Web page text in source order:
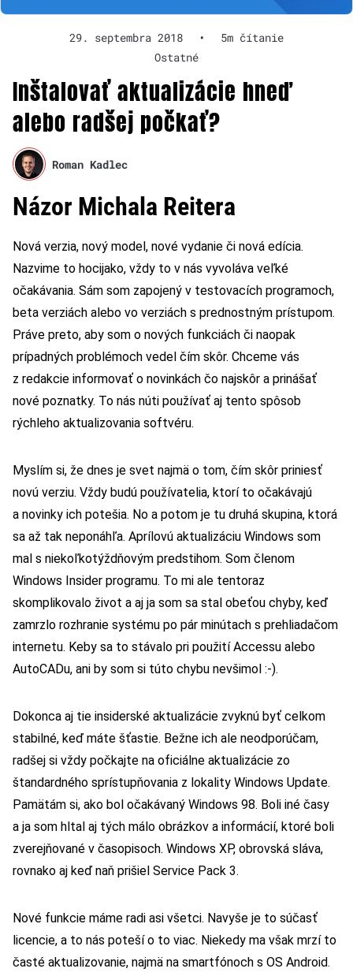
29. septembra 2018 •
5m čítanie
Ostatné
Inštalovať aktualizácie hneď
alebo radšej počkať?
Roman Kadlec
Názor Michala Reitera
Nová verzia, nový model, nové vydanie či nová edícia.
Nazvime to hocijako, vždy to v nás vyvoláva veľké
očakávania. Sám som zapojený v testovacích programoch,
beta verziách alebo vo verziách s prednostným prístupom.
Práve preto, aby som o nových funkciách či naopak
prípadných problémoch vedel čím skôr. Chceme vás
z redakcie informovať o novinkách čo najskôr a prinášať
nové poznatky. To nás núti používať aj tento spôsob
rýchleho aktualizovania softvéru.
Myslím si, že dnes je svet najmä o tom, čím skôr priniesť
novú verziu. Vždy budú používatelia, ktorí to očakávajú
a novinky ich potešia. No a potom je tu druhá skupina, ktorá
sa až tak neponáhľa. Aprílovú aktualizáciu Windows som
mal s niekoľkotýždňovým predstihom. Som členom
Windows Insider programu. To mi ale tentoraz
skomplikovalo život a aj ja som sa stal obeťou chyby, keď
zamrzlo rozhranie systému po pár minútach s prehliadačom
internetu. Keby sa to stávalo pri použití Accessu alebo
AutoCADu, ani by som si túto chybu nevšimol :-).
Dokonca aj tie insiderské aktualizácie zvyknú byť celkom
stabilné, keď máte šťastie. Bežne ich ale neodporúčam,
radšej si vždy počkajte na oficiálne aktualizácie zo
štandardného sprístupňovania z lokality Windows Update.
Pamätám si, ako bol očakávaný Windows 98. Boli iné časy
a ja som hltal aj tých málo obrázkov a informácií, ktoré boli
zverejňované v časopisoch. Windows XP, obrovská sláva,
rovnako aj keď naň prišiel Service Pack 3.
Nové funkcie máme radi asi všetci. Navyše je to súčasť
licencie, a to nás poteší o to viac. Niekedy ma však mrzí to
časté aktualizovanie, najmä na smartfónoch s OS Android.